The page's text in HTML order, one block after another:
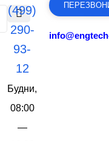
(499)
290-
93-
12
Будни,
08:00
—